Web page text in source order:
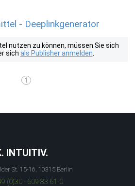
- Deeplinkgenerator
nutzen zu können, müssen Sie sich
sich als Publisher anmelden
1
INTUITIV.
St. 15-16, 10315 Berlin
(0)30 - 609 83 61-0